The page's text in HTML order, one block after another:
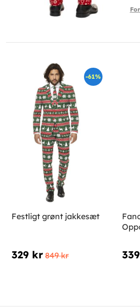
-61%
Festligt grønt jakkesæt
329 kr 849 kr